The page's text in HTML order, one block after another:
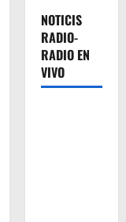
NOTICIS
RADIO-
RADIO EN
VIVO